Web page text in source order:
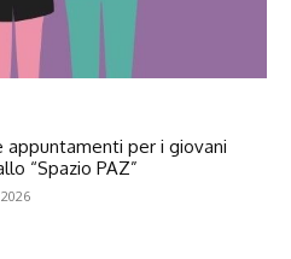
appuntamenti per i giovani
“Spazio PAZ”